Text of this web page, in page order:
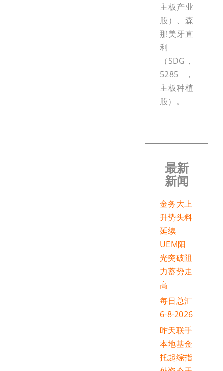
主板产业
股）、森
那美牙直
利
（SDG，
5285，
主板种植
股）。
最新
新闻
金务大上
升势头料
延续
UEM阳
光突破阻
力蓄势走
高
每日总汇
6-8-2026
昨天联手
本地基金
托起综指